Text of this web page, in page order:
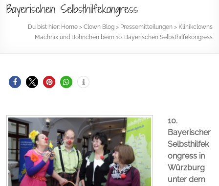
Bayerischen Selbsthilfekongress
Du bist hier: Home> Clown Blog> Pressemitteilungen> Klinikclowns
Machnix und Böhnchen beim 10. Bayerischen Selbsthilfekongress
10.
Bayerischer
Selbsthilfek
ongress in
Würzburg
unter dem